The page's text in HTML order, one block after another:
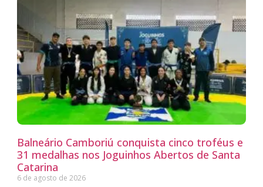
Balneário Camboriú conquista cinco troféus e
31 medalhas nos Joguinhos Abertos de Santa
Catarina
6 de agosto de 2026